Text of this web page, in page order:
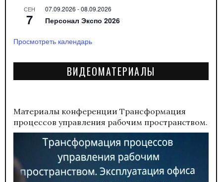
СЕН
7
07.09.2026 -08.09.2026
Персонал Экспо 2026
Просмотреть календарь
ВИДЕОМАТЕРИАЛЫ
Материалы конференции Трансформация
процессов управления рабочим пространством.